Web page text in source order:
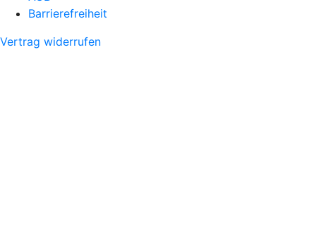
Barrierefreiheit
Vertrag widerrufen